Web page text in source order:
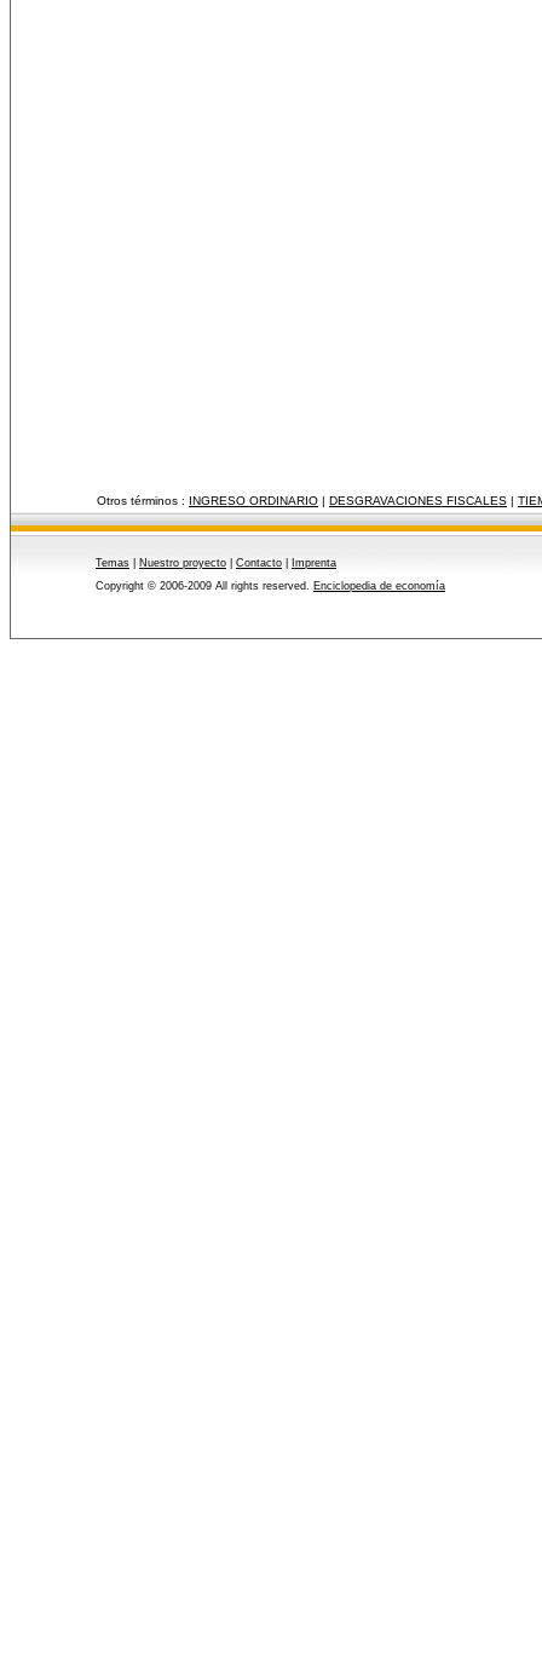
Otros términos : INGRESO ORDINARIO | DESGRAVACIONES FISCALES |
Temas Nuestro proyecto Contacto
Imprenta
Copyright © 2006-2009 All rights reserved. Enciclopedia de economía